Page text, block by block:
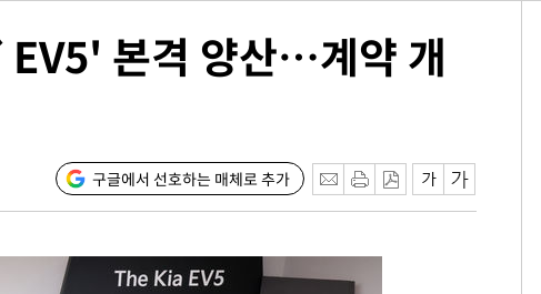
본격 양산…계약 개
구글에서 선호하는 매체로 추가